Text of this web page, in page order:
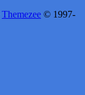
Themezee © 1997-